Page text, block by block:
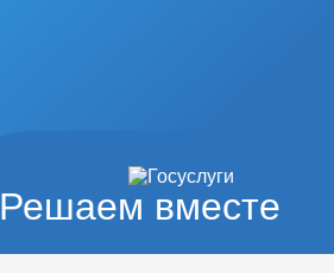
Решаем вместе